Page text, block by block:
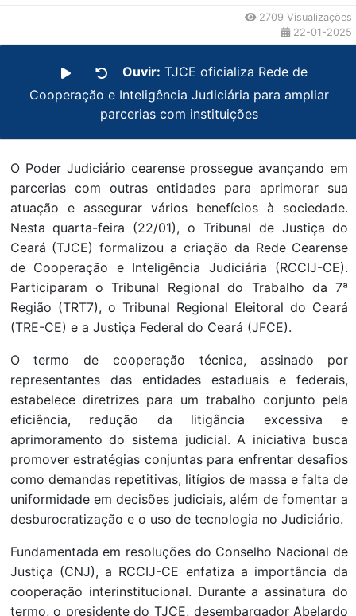
2709 Visualizações
22-01-2025
Ouvir: TJCE oficializa Rede de
Cooperação e Inteligência Judiciária para ampliar
parcerias com instituições
O Poder Judiciário cearense prossegue avançando em
parcerias com outras entidades para aprimorar sua
atuação e assegurar vários benefícios à sociedade.
Nesta quarta-feira (22/01), o Tribunal de Justiça do
Ceará (TJCE) formalizou a criação da Rede Cearense
de Cooperação e Inteligência Judiciária (RCCIJ-CE).
Participaram o Tribunal Regional do Trabalho da 7ª
Região (TRT7), o Tribunal Regional Eleitoral do Ceará
(TRE-CE) e a Justiça Federal do Ceará (JFCE).
O termo de cooperação técnica, assinado por
representantes das entidades estaduais e federais,
estabelece diretrizes para um trabalho conjunto pela
eficiência, redução da litigância excessiva e
aprimoramento do sistema judicial. A iniciativa busca
promover estratégias conjuntas para enfrentar desafios
como demandas repetitivas, litígios de massa e falta de
uniformidade em decisões judiciais, além de fomentar a
desburocratização e o uso de tecnologia no Judiciário.
Fundamentada em resoluções do Conselho Nacional de
Justiça (CNJ), a RCCIJ-CE enfatiza a importância da
cooperação interinstitucional. Durante a assinatura do
termo, o presidente do TJCE, desembargador Abelardo